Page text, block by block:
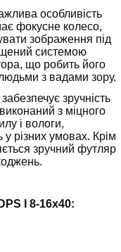
особливість
фокусне колесо,
зображення під
системою
що робить його
з вадами зору.
зручність
з міцного
і вологи,
різних умовах. Крім
зручний футляр
I 8-16x40: